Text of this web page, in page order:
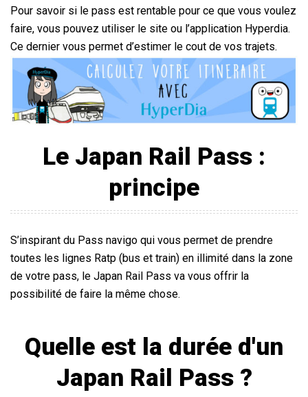
Pour savoir si le pass est rentable pour ce que vous voulez
faire, vous pouvez utiliser le site ou l’application Hyperdia.
Ce dernier vous permet d’estimer le cout de vos trajets.
Le Japan Rail Pass :
principe
S’inspirant du Pass navigo qui vous permet de prendre
toutes les lignes Ratp (bus et train) en illimité dans la zone
de votre pass, le Japan Rail Pass va vous offrir la
possibilité de faire la même chose.
Quelle est la durée d'un
Japan Rail Pass ?